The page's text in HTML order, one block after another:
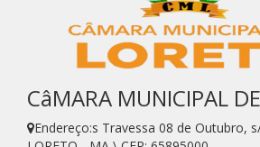
CâMARA MUNICIPAL
Endereço:s Travessa 08 de Outubro,